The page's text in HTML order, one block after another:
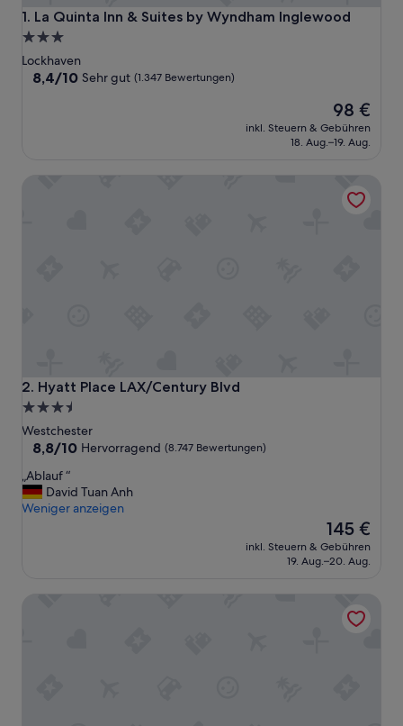
1. La Quinta Inn & Suites by Wyndham Inglewood
La Quinta Inn & Suites by Wyndham Inglewood
3.0-
Sterne-
Unterkunft
Lockhaven
8.4
Bewertungen)
8,4/10 Sehr gut (1.347 Bewertungen)
Der
Preis
beträgt
98 €
inkl. Steuern & Gebühren
18. Aug.–19. Aug.
2. Hyatt Place LAX/Century Blvd
Hyatt Place LAX/Century Blvd
3.5-
Sterne-
Unterkunft
Westchester
8.8
10,
Hervorragend,
(8.747
8,8/10 Hervorragend (8.747 Bewertungen)
„
A
b
„Ablauf “
David Tuan Anh
Weniger anzeigen
Der
Preis
beträgt
145 €
inkl. Steuern & Gebühren
19. Aug.–20. Aug.